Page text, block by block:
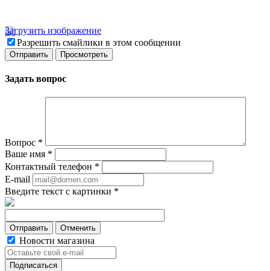
Загрузить изображение
Разрешить смайлики в этом сообщении
Задать вопрос
Вопрос *
Ваше имя *
Контактный телефон *
E-mail
Введите текст с картинки *
Отменить
Новости магазина